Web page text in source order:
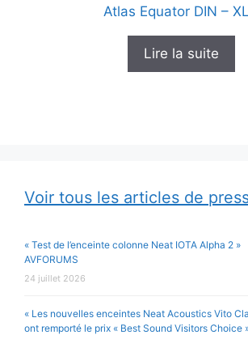
Atlas Equator DIN –
Lire la suite
Voir tous les articles de
« Test de l’enceinte colonne Neat IOTA Alpha 2 »
AVFORUMS
24 juillet 2026
« Les nouvelles enceintes Neat Acoustics Vito
ont remporté le prix « Best Sound Visitors Choice